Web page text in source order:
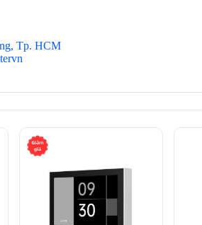
4 inch toàn màn hình
cá nhân hóa giao diện
, đảm bảo hoạt động ổn định ngay cả
nói, hẹn giờ, và có thể kết hợp với phụ kiện
giúp dễ dàng lắp đặt, thay thế và kết
nội thất.
Tp. HCM